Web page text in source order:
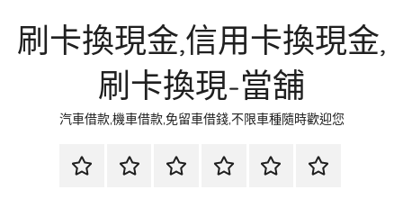
刷卡換現金,信用卡換現金,
刷卡換現-當舖
汽車借款,機車借款,免留車借錢,不限車種隨時歡迎您
首
當
網
流
環
聯